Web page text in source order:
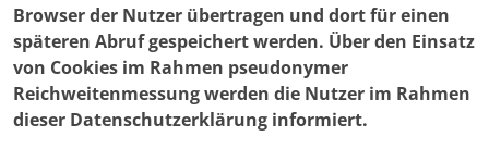
Browser der Nutzer übertragen und dort für einen
späteren Abruf gespeichert werden. Über den Einsatz
von Cookies im Rahmen pseudonymer
Reichweitenmessung werden die Nutzer im Rahmen
dieser Datenschutzerklärung informiert.